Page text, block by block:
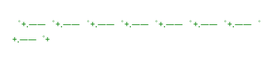
゜+.――゜+.――゜+.――゜+.――゜+.――゜+.――゜+.――゜
+.――゜+